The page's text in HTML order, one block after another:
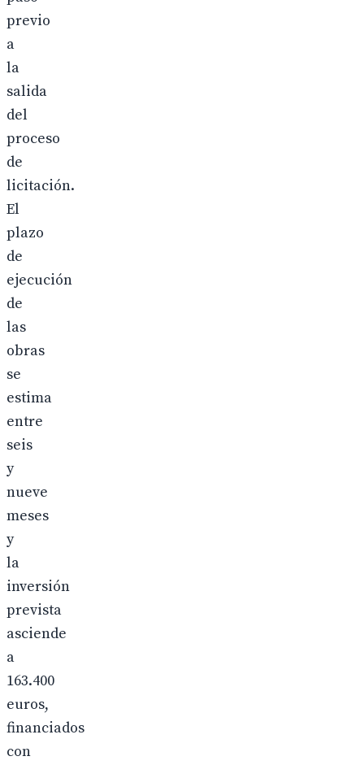
previo
a
la
salida
del
proceso
de
licitación.
El
plazo
de
ejecución
de
las
obras
se
estima
entre
seis
y
nueve
meses
y
la
inversión
prevista
asciende
a
163.400
euros,
financiados
con